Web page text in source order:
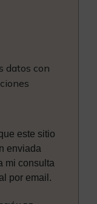
datos con
este sitio
enviada
mi consulta
por email.